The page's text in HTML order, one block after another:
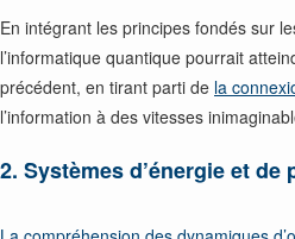
En intégrant les principes fondés sur
l’informatique quantique pourrait
précédent, en tirant parti de la
l’information à des vitesses
2. Systèmes d’énergie et de